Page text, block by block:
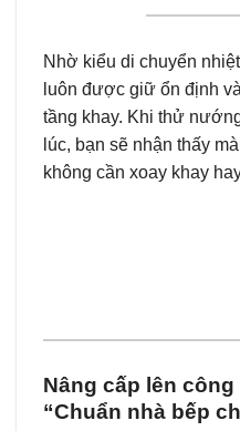
Nhờ kiểu di chuyển
luôn được giữ ổn định
tầng khay. Khi thử
lúc, bạn sẽ nhận thấy
không cần xoay khay
Nâng cấp lên công
“Chuẩn nhà bếp